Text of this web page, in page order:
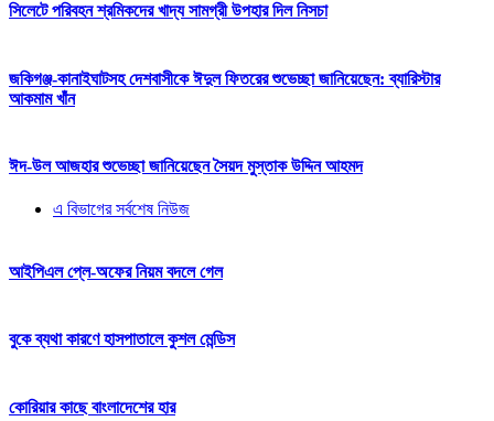
সিলেটে পরিবহন শ্রমিকদের খাদ্য সামগ্রী উপহার দিল নিসচা
জকিগঞ্জ-কানাইঘাটসহ দেশবাসীকে ঈদুল ফিতরের শুভেচ্ছা জানিয়েছেন: ব্যারিস্টার
আকমাম খাঁন
ঈদ-উল আজহার শুভেচ্ছা জানিয়েছেন সৈয়দ মুস্তাক উদ্দিন আহমদ
এ বিভাগের সর্বশেষ নিউজ
আইপিএল প্লে-অফের নিয়ম বদলে গেল
বুকে ব্যথা কারণে হাসপাতালে কুশল মেন্ডিস
কোরিয়ার কাছে বাংলাদেশের হার